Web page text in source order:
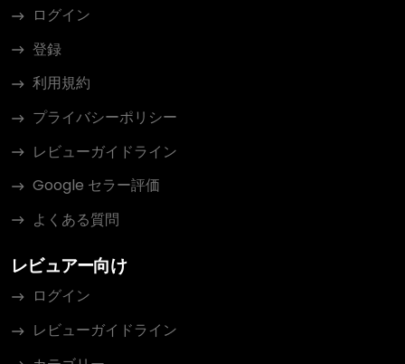
ログイン
登録
利用規約
プライバシーポリシー
レビューガイドライン
Google セラー評価
よくある質問
レビュアー向け
ログイン
レビューガイドライン